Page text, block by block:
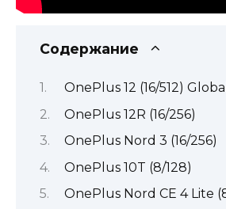
Содержание
OnePlus 12 (16/512) Global
OnePlus 12R (16/256)
OnePlus Nord 3 (16/256)
OnePlus 10T (8/128)
OnePlus Nord CE 4 Lite